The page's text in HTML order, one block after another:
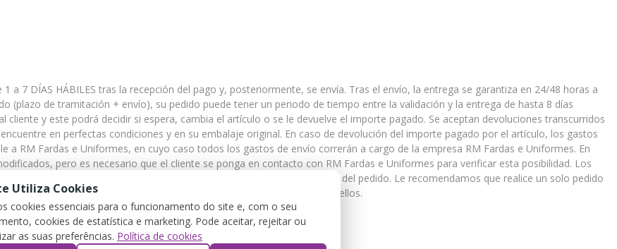
a 7 DÍAS HÁBILES tras la recepción del pago y, posteriormente, se envía. Tras el envío, la entrega se garantiza en 24/48 horas a
(plazo de tramitación + envío), su pedido puede tener un periodo de tiempo entre la validación y la entrega de hasta 8 días
cliente y este podrá decidir si espera, cambia el artículo o se le devuelve el importe pagado. Se aceptan devoluciones transcurridos
en perfectas condiciones y en su embalaje original. En caso de devolución del importe pagado por el artículo, los gastos
a RM Fardas e Uniformes, en cuyo caso todos los gastos de envío correrán a cargo de la empresa RM Fardas e Uniformes. En
pero es necesario que el cliente se ponga en contacto con RM Fardas e Uniformes para verificar esta posibilidad. Los
El importe de los gastos de envío varía en función del peso total del pedido. Le recomendamos que realice un solo pedido
por separado, y se aplicarán los gastos de envío a cada uno de ellos.
Utiliza Cookies
cookies essenciais para o funcionamento do site e, com o seu
cookies de estatística e marketing. Pode aceitar, rejeitar ou
as suas preferências. Política de cookies